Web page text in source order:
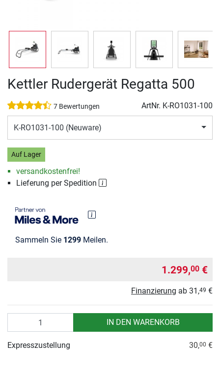
Kettler Rudergerät Regatta 500
7 Bewertungen ArtNr. K-RO1031-100
K-RO1031-100 (Neuware)
Auf Lager
versandkostenfrei!
Lieferung per Spedition
Sammeln Sie 1299 Meilen.
1.299,00 €
Finanzierung ab 31,49 €
IN DEN WARENKORB
Expresszustellung 30,00 €